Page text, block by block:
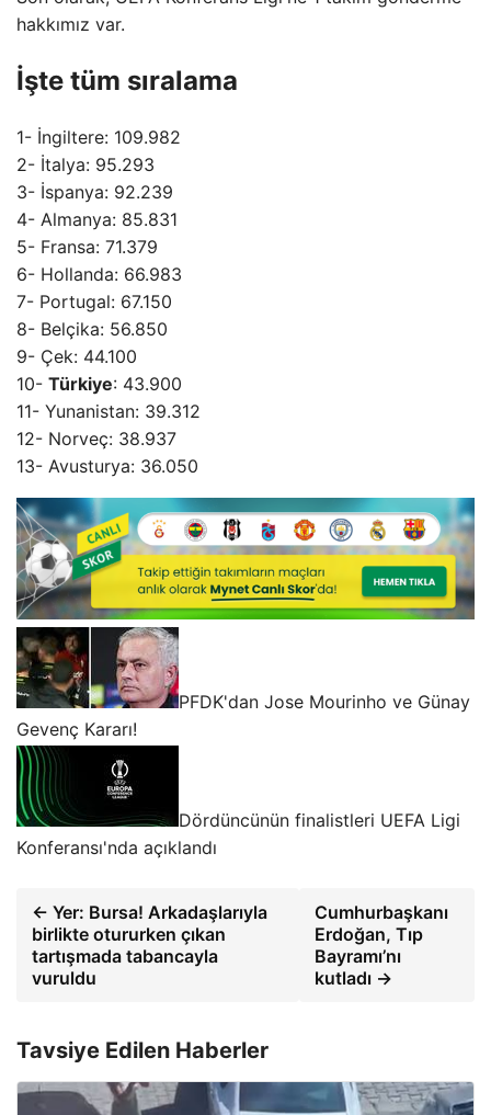
hakkımız var.
İşte tüm sıralama
1- İngiltere: 109.982
2- İtalya: 95.293
3- İspanya: 92.239
4- Almanya: 85.831
5- Fransa: 71.379
6- Hollanda: 66.983
7- Portugal: 67.150
8- Belçika: 56.850
9- Çek: 44.100
10- Türkiye: 43.900
11- Yunanistan: 39.312
12- Norveç: 38.937
13- Avusturya: 36.050
PFDK'dan Jose Mourinho ve Günay
Gevenç Kararı!
Dördüncünün finalistleri UEFA Ligi
Konferansı'nda açıklandı
← Yer: Bursa! Arkadaşlarıyla
birlikte otururken çıkan
tartışmada tabancayla
vuruldu
Cumhurbaşkanı
Erdoğan, Tıp
Bayramı’nı
kutladı →
Tavsiye Edilen Haberler